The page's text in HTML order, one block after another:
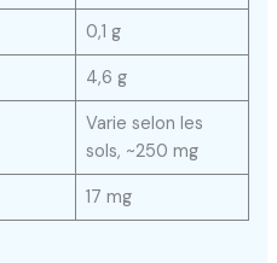
0,1 g
4,6 g
Varie selon les
sols, ~250 mg
17 mg